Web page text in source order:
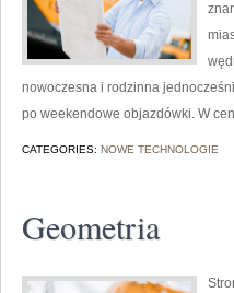
nowoczesna i rodzinna
po weekendowe objazdówki. W
CATEGORIES: NOWE TECHNOLOGIE
Geometria